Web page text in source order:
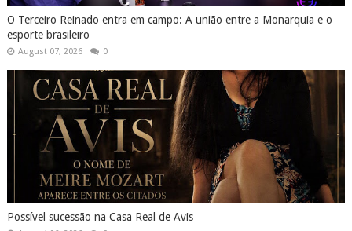
O Terceiro Reinado entra em campo: A união entre a Monarquia e o
esporte brasileiro
August 07, 2026 0
Possível sucessão na Casa Real de Avis